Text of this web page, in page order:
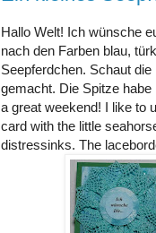
Hallo Welt! Ich wünsche
nach den Farben blau,
Seepferdchen. Schaut
gemacht. Die Spitze
a great weekend! I like to
card with the little
distressinks. The